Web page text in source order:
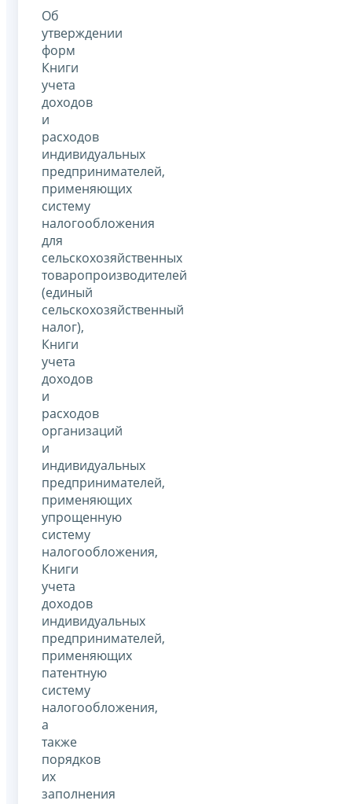
Об
утверждении
форм
Книги
учета
доходов
и
расходов
индивидуальных
предпринимателей,
применяющих
систему
налогообложения
для
сельскохозяйственных
товаропроизводителей
(единый
сельскохозяйственный
налог),
Книги
учета
доходов
и
расходов
организаций
и
индивидуальных
предпринимателей,
применяющих
упрощенную
систему
налогообложения,
Книги
учета
доходов
индивидуальных
предпринимателей,
применяющих
патентную
систему
налогообложения,
а
также
порядков
их
заполнения